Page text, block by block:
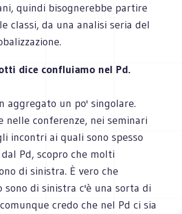
quindi bisognerebbe partire
classi, da una analisi seria del
dice confluiamo nel Pd.
aggregato un po' singolare.
nelle conferenze, nei seminari
incontri ai quali sono spesso
Pd, scopro che molti
di sinistra. È vero che
sono di sinistra c'è una sorta di
credo che nel Pd ci sia